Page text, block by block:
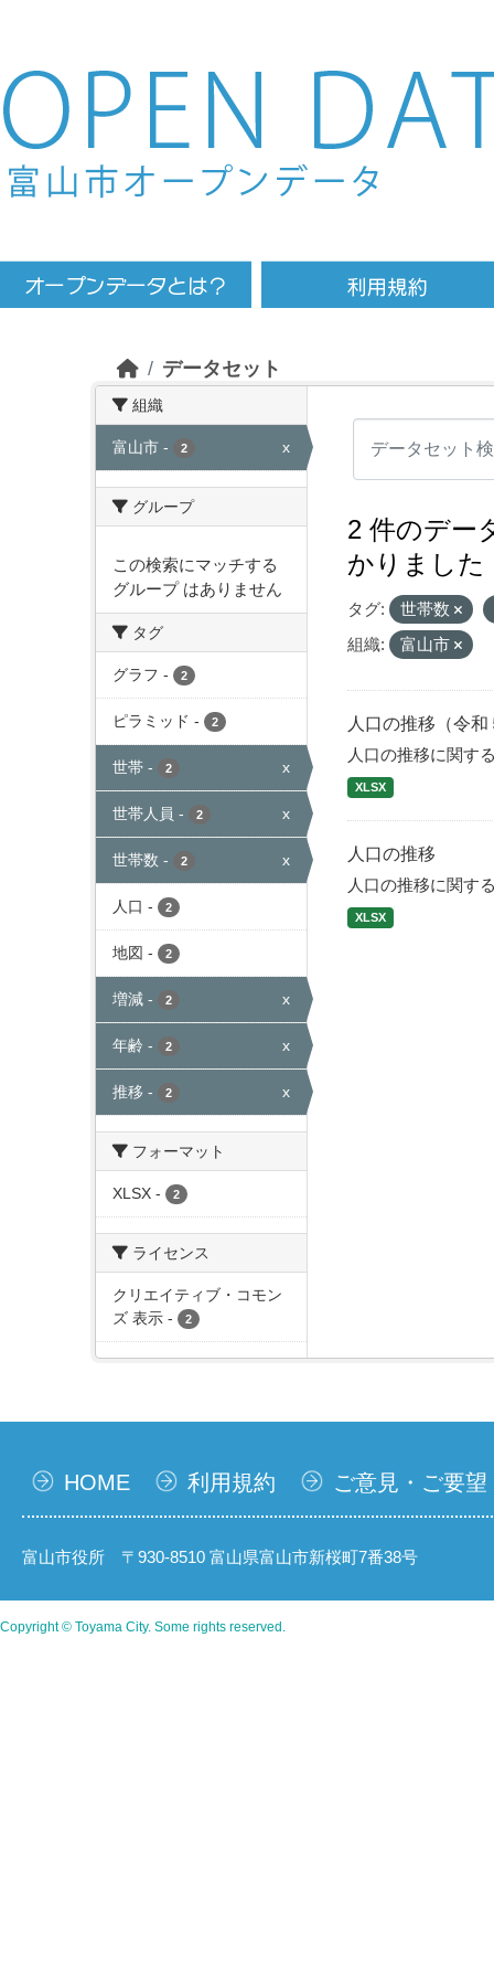
Skip to main content
データセット
組織
富山市 - 2 x
グループ
この検索にマッチする
グループ はありません
タグ
グラフ - 2
ピラミッド - 2
世帯 - 2 x
世帯人員 - 2 x
世帯数 - 2 x
人口 - 2
地図 - 2
増減 - 2 x
年齢 - 2 x
推移 - 2 x
フォーマット
XLSX - 2
ライセンス
クリエイティブ・コモン
ズ 表示 - 2
2 件のデー
かりました
タグ: 世帯数
組織:
富山市
人口の推移（令和
人口の推移に関す
XLSX
人口の推移
人口の推移に関す
XLSX
HOME 利用規約 ご意見・ご要望
富山市役所 〒930-8510 富山県富山市新桜町7番38号
Copyright © Toyama City. Some rights reserved.